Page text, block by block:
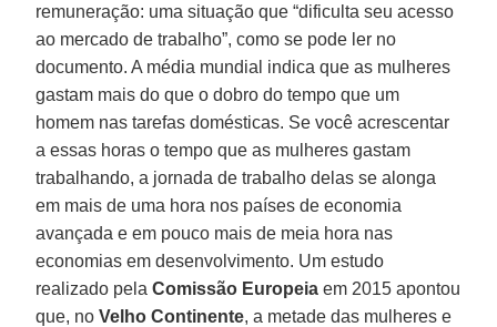
remuneração: uma situação que “dificulta seu acesso
ao mercado de trabalho”, como se pode ler no
documento. A média mundial indica que as mulheres
gastam mais do que o dobro do tempo que um
homem nas tarefas domésticas. Se você acrescentar
a essas horas o tempo que as mulheres gastam
trabalhando, a jornada de trabalho delas se alonga
em mais de uma hora nos países de economia
avançada e em pouco mais de meia hora nas
economias em desenvolvimento. Um estudo
realizado pelaComissão Europeia em 2015 apontou
que, noVelho Continente, a metade das mulheres e